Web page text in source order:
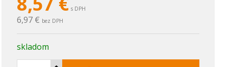
s DPH
6,97 € bez DPH
skladom